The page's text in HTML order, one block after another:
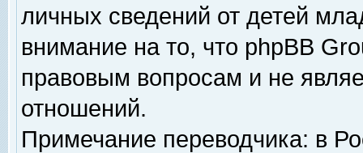
личных сведений от детей
внимание на то, что phpBB
правовым вопросам и не
отношений.
Примечание переводчика: в